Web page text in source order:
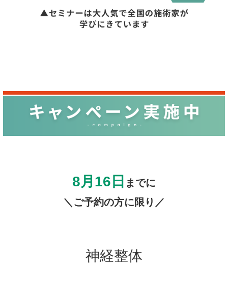
8月16日 までに
＼ご予約の方に限り／
神経整体